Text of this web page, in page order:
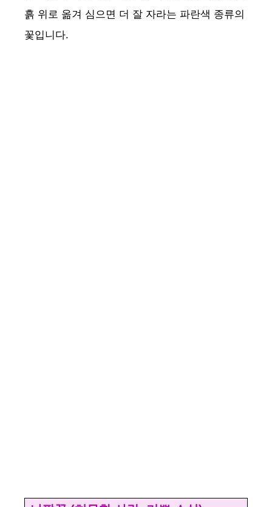
흙 위로 옮겨 심으면 더 잘 자라는 파란색 종류의
꽃입니다.